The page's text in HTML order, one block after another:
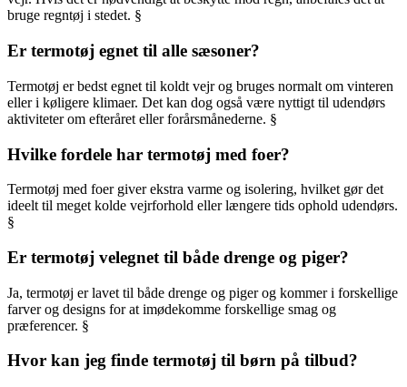
bruge regntøj i stedet. §
Er termotøj egnet til alle sæsoner?
Termotøj er bedst egnet til koldt vejr og bruges normalt om vinteren
eller i køligere klimaer. Det kan dog også være nyttigt til udendørs
aktiviteter om efteråret eller forårsmånederne. §
Hvilke fordele har termotøj med foer?
Termotøj med foer giver ekstra varme og isolering, hvilket gør det
ideelt til meget kolde vejrforhold eller længere tids ophold udendørs.
§
Er termotøj velegnet til både drenge og piger?
Ja, termotøj er lavet til både drenge og piger og kommer i forskellige
farver og designs for at imødekomme forskellige smag og
præferencer. §
Hvor kan jeg finde termotøj til børn på tilbud?